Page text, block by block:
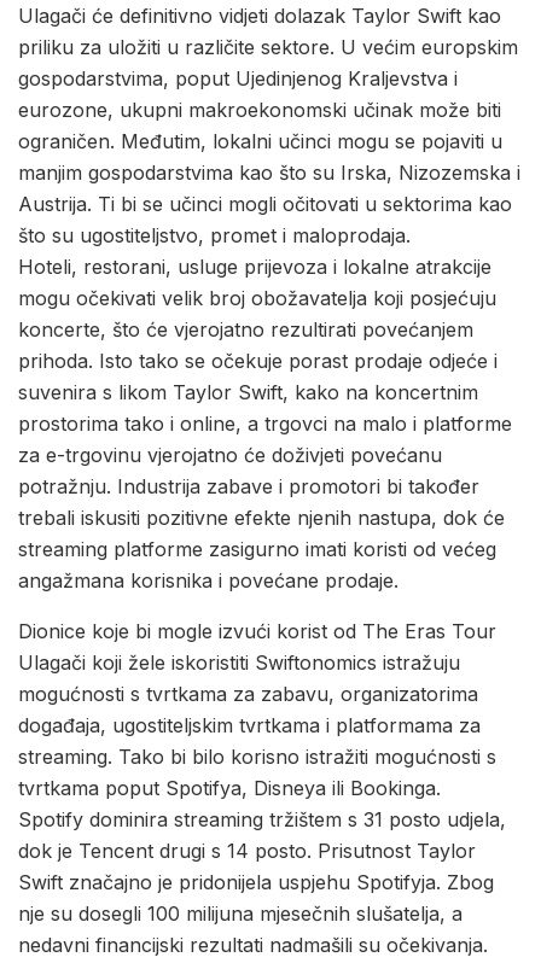
Ulagači će definitivno vidjeti dolazak Taylor Swift kao
priliku za uložiti u različite sektore. U većim europskim
gospodarstvima, poput Ujedinjenog Kraljevstva i
eurozone, ukupni makroekonomski učinak može biti
ograničen. Međutim, lokalni učinci mogu se pojaviti u
manjim gospodarstvima kao što su Irska, Nizozemska i
Austrija. Ti bi se učinci mogli očitovati u sektorima kao
što su ugostiteljstvo, promet i maloprodaja.
Hoteli, restorani, usluge prijevoza i lokalne atrakcije
mogu očekivati velik broj obožavatelja koji posjećuju
koncerte, što će vjerojatno rezultirati povećanjem
prihoda. Isto tako se očekuje porast prodaje odjeće i
suvenira s likom Taylor Swift, kako na koncertnim
prostorima tako i online, a trgovci na malo i platforme
za e-trgovinu vjerojatno će doživjeti povećanu
potražnju. Industrija zabave i promotori bi također
trebali iskusiti pozitivne efekte njenih nastupa, dok će
streaming platforme zasigurno imati koristi od većeg
angažmana korisnika i povećane prodaje.
Dionice koje bi mogle izvući korist od The Eras Tour
Ulagači koji žele iskoristiti Swiftonomics istražuju
mogućnosti s tvrtkama za zabavu, organizatorima
događaja, ugostiteljskim tvrtkama i platformama za
streaming. Tako bi bilo korisno istražiti mogućnosti s
tvrtkama poput Spotifya, Disneya ili Bookinga.
Spotify dominira streaming tržištem s 31 posto udjela,
dok je Tencent drugi s 14 posto. Prisutnost Taylor
Swift značajno je pridonijela uspjehu Spotifyja. Zbog
nje su dosegli 100 milijuna mjesečnih slušatelja, a
nedavni financijski rezultati nadmašili su očekivanja.